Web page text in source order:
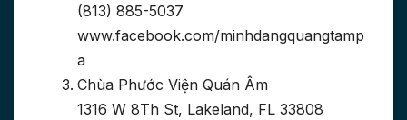
(813) 885-5037
www.facebook.com/minhdangquangtamp
a
Chùa Phước Viện Quán Âm
1316 W 8Th St, Lakeland, FL 33808